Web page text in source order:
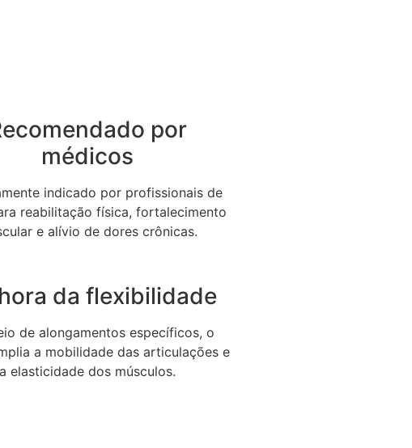
por
médicos
indicado por profissionais de
reabilitação física, fortalecimento
e alívio de dores crônicas.
da flexibilidade
de alongamentos específicos, o
a mobilidade das articulações e
a elasticidade dos músculos.